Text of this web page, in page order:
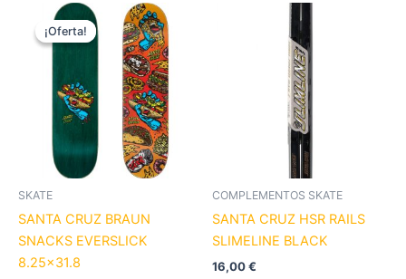
¡Oferta!
¡Oferta!
SKATE
SANTA CRUZ BRAUN
SNACKS EVERSLICK
8.25×31.8
El
precio
original
precio
actual
es:
74,90 €.
COMPLEMENTOS SKATE
SANTA CRUZ HSR RAILS
SLIMELINE BLACK
16,00€